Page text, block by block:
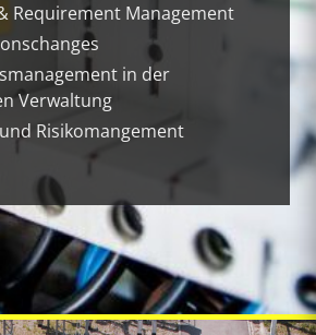
Requirement Management
in der
Verwaltung
Risikomangement